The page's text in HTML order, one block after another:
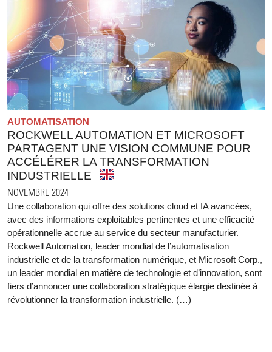
AUTOMATISATION
ROCKWELL AUTOMATION ET MICROSOFT
PARTAGENT UNE VISION COMMUNE POUR
ACCÉLÉRER LA TRANSFORMATION
INDUSTRIELLE
NOVEMBRE 2024
Une collaboration qui offre des solutions cloud et IA avancées,
avec des informations exploitables pertinentes et une efficacité
opérationnelle accrue au service du secteur manufacturier.
Rockwell Automation, leader mondial de l’automatisation
industrielle et de la transformation numérique, et Microsoft Corp.,
un leader mondial en matière de technologie et d’innovation, sont
fiers d’annoncer une collaboration stratégique élargie destinée à
révolutionner la transformation industrielle. (…)